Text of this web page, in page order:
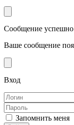
Сообщение успешно
Ваше сообщение
Вход
Запомнить меня